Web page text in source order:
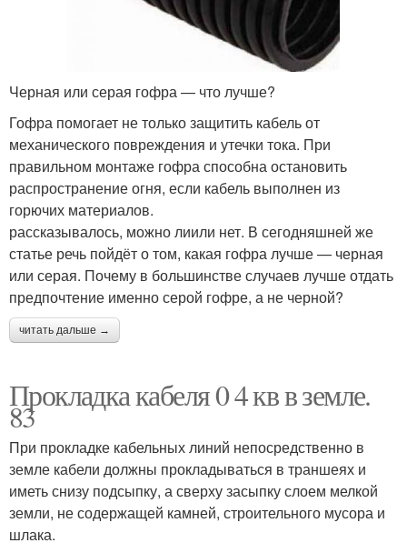
Черная или серая гофра — что лучше?
Гофра помогает не только защитить кабель от
механического повреждения и утечки тока. При
правильном монтаже гофра способна остановить
распространение огня, если кабель выполнен из
горючих материалов.
рассказывалось, можно лиили нет. В сегодняшней же
статье речь пойдёт о том, какая гофра лучше — черная
или серая. Почему в большинстве случаев лучше отдать
предпочтение именно серой гофре, а не черной?
читать дальше →
Прокладка кабеля 0 4 кв в земле.
83
При прокладке кабельных линий непосредственно в
земле кабели должны прокладываться в траншеях и
иметь снизу подсыпку, а сверху засыпку слоем мелкой
земли, не содержащей камней, строительного мусора и
шлака.